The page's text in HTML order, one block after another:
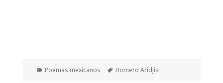
Categorías
Poemas mexicanos Etiquetas
Homero Aridjis